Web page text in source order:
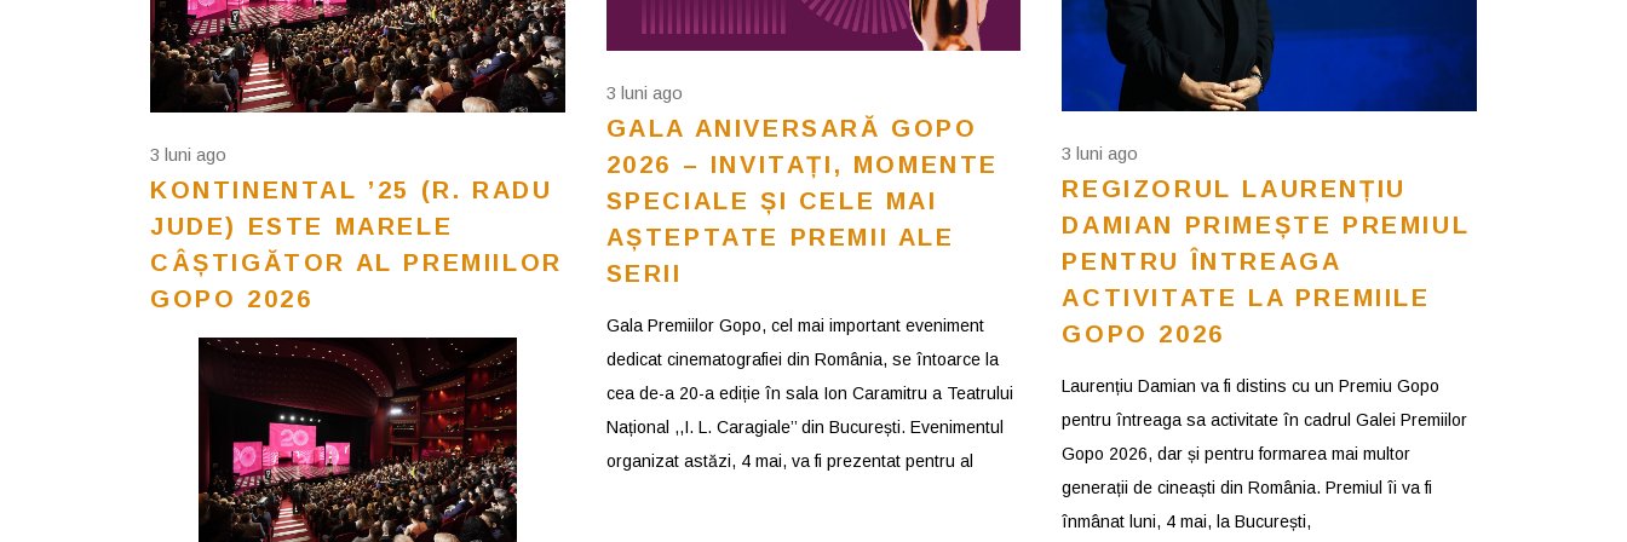
3 luni ago
KONTINENTAL ’25 (R. RADU
JUDE) ESTE MARELE
CÂȘTIGĂTOR AL PREMIILOR
GOPO 2026
3 luni ago
GALA ANIVERSARĂ GOPO
2026 – INVITAȚI, MOMENTE
SPECIALE ȘI CELE MAI
AȘTEPTATE PREMII ALE
SERII
Gala Premiilor Gopo, cel mai important eveniment
dedicat cinematografiei din România, se întoarce la
cea de-a 20-a ediție în sala Ion Caramitru a Teatrului
Național ,,I. L. Caragiale’’ din București. Evenimentul
organizat astăzi, 4 mai, va fi prezentat pentru al
3 luni ago
REGIZORUL LAURENȚIU
DAMIAN PRIMEȘTE PREMIUL
PENTRU ÎNTREAGA
ACTIVITATE LA PREMIILE
GOPO 2026
Laurențiu Damian va fi distins cu un Premiu Gopo
pentru întreaga sa activitate în cadrul Galei Premiilor
Gopo 2026, dar și pentru formarea mai multor
generații de cineaști din România. Premiul îi va fi
înmânat luni, 4 mai, la București,